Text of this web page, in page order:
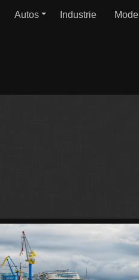
Autos Industrie